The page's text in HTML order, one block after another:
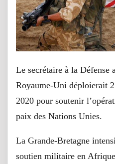
Le secrétaire à la Défense
Royaume-Uni déploierait
2020 pour soutenir
paix des Nations Unies.
La Grande-Bretagne
soutien militaire en